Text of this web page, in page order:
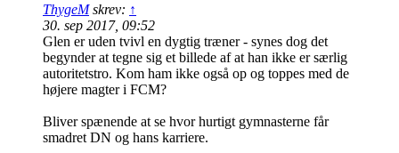
ThygeMskrev: ↑
30. sep 2017, 09:52
Glen er uden tvivl en dygtig træner - synes dog det
begynder at tegne sig et billede af at han ikke er særlig
autoritetstro. Kom ham ikke også op og toppes med de
højere magter i FCM?
Bliver spænende at se hvor hurtigt gymnasterne får
smadret DN og hans karriere.